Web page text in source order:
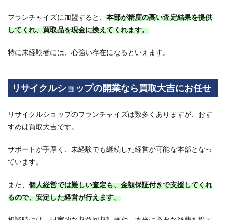
フランチャイズに加盟すると、 本部が精度の高い査定結果を提供
してくれ、買取品を現金に換えてくれます。
特に未経験者には、心強い存在になるといえます。
リサイクルショップの開業なら買取大吉にお任せ
リサイクルショップのフランチャイズは数多くありますが、おす
すめは買取大吉です。
サポートが手厚く、未経験でも継続した経営が可能な本部となっ
ています。
また、 個人経営では難しい査定も、金額保証付きで支援してくれ
るので、安定した経営が行えます。